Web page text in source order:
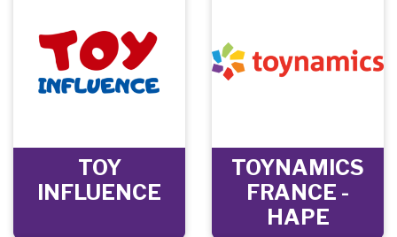
TOY
INFLUENCE
TOYNAMICS
FRANCE -
HAPE